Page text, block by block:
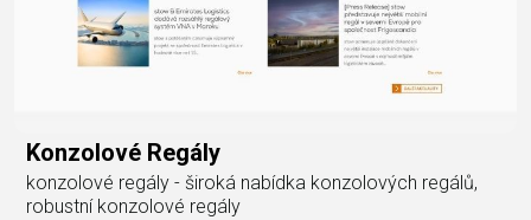
Konzolové Regály
konzolové regály - široká nabídka konzolových regálů,
robustní konzolové regály